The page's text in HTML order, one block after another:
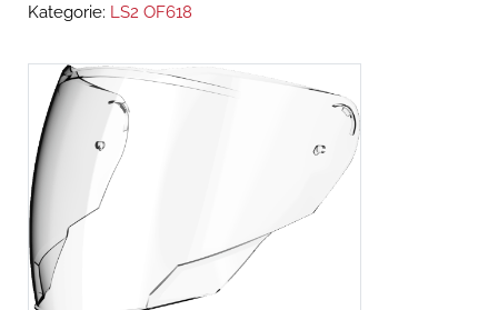
Kategorie: LS2 OF618